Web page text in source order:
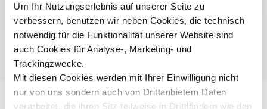
Um Ihr Nutzungserlebnis auf unserer Seite zu
verbessern, benutzen wir neben Cookies, die technisch
notwendig für die Funktionalität unserer Website sind
auch Cookies für Analyse-, Marketing- und
Trackingzwecke.
Mit diesen Cookies werden mit Ihrer Einwilligung nicht
nur von uns sondern auch von Drittanbietern Daten
verarbeitet, die ihren Sitz teilweise in Drittländern wie den
Information